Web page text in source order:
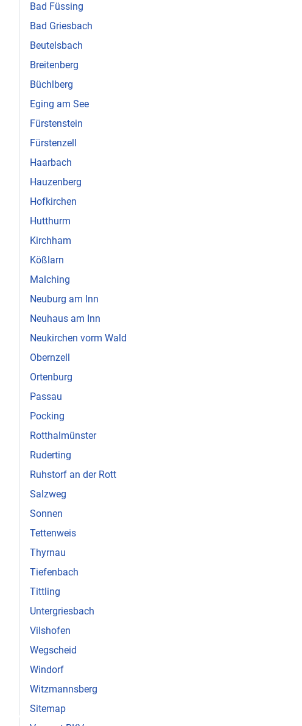
Bad Füssing
Bad Griesbach
Beutelsbach
Breitenberg
Büchlberg
Eging am See
Fürstenstein
Fürstenzell
Haarbach
Hauzenberg
Hofkirchen
Hutthurm
Kirchham
Kößlarn
Malching
Neuburg am Inn
Neuhaus am Inn
Neukirchen vorm Wald
Obernzell
Ortenburg
Passau
Pocking
Rotthalmünster
Ruderting
Ruhstorf an der Rott
Salzweg
Sonnen
Tettenweis
Thyrnau
Tiefenbach
Tittling
Untergriesbach
Vilshofen
Wegscheid
Windorf
Witzmannsberg
Sitemap